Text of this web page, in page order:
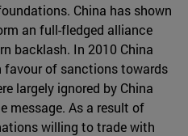
China has shown
an full-fledged alliance
backlash. In 2010 China
favour of sanctions towards
largely ignored by China
message. As a result of
willing to trade with